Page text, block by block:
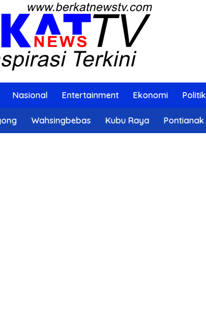
Nasional Entertainment Ekonomi Politik
Wahsingbebas Kubu Raya Pontianak